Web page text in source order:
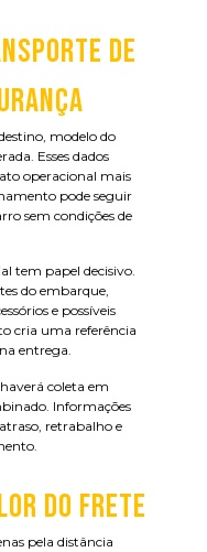
DE
modelo do
Esses dados
operacional mais
pode seguir
sem condições de
tem papel decisivo.
do embarque,
e possíveis
cria uma referência
entrega.
coleta em
Informações
retrabalho e
DO FRETE
pela distância